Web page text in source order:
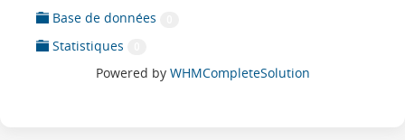
Base de données
Statistiques
Powered by WHMCompleteSolution